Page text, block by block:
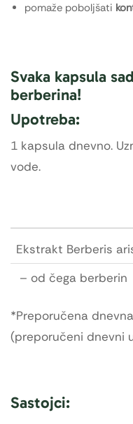
pomaže poboljšati
Svaka kapsula
berberina!
Upotreba:
1 kapsula dnevno.
vode.
Ekstrakt Berberis
– od čega berberin
*Preporučena
(preporučeni dnevni
Sastojci: